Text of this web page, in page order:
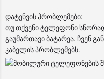
დატენვის პრობლემები:
თუ თქვენი ტელეფონი
გაუმართავი ბატარეა. ჩვენ
კაბელის პრობლემებს.